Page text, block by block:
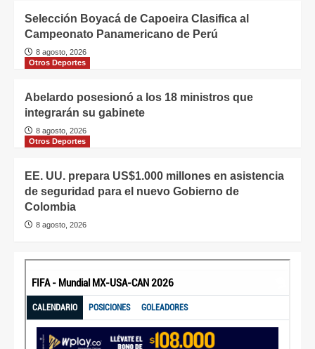
Selección Boyacá de Capoeira Clasifica al
Campeonato Panamericano de Perú
8 agosto, 2026
Otros Deportes
Abelardo posesionó a los 18 ministros que
integrarán su gabinete
8 agosto, 2026
Otros Deportes
EE. UU. prepara US$1.000 millones en asistencia
de seguridad para el nuevo Gobierno de
Colombia
8 agosto, 2026